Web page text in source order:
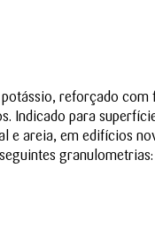
reforçado
Indicado para
e areia, em edifícios
granulometrias: